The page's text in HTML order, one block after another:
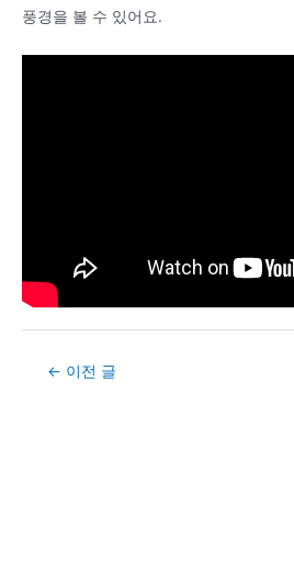
풍경을 볼 수 있어요.
Post← 이전 글